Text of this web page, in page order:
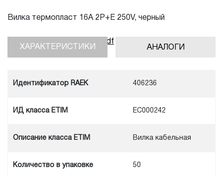
Вилка термопласт 16A 2P+E 250V, черный
Скачать инструкцию, pdf
АНАЛОГИ
ХАРАКТЕРИСТИКИ
Идентификатор RAEK 406236
ИД класса ETIM EC000242
Описание класса ETIM Вилка кабельная
Количество в упаковке 50